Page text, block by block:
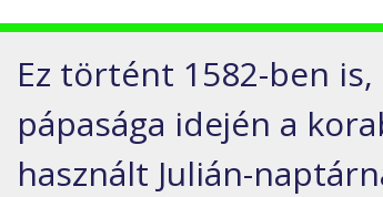
Ez történt 1582-ben
pápasága idején a
használt Julián-